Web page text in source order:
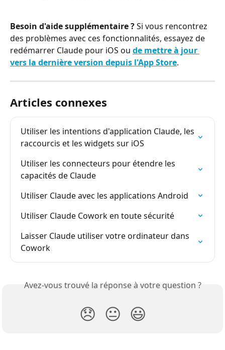
Besoin d'aide supplémentaire ? Si vous rencontrez
des problèmes avec ces fonctionnalités, essayez de
redémarrer Claude pour iOS ou de mettre à jour
vers la dernière version depuis l'App Store.
Articles connexes
Utiliser les intentions d'application Claude, les
raccourcis et les widgets sur iOS
Utiliser les connecteurs pour étendre les
capacités de Claude
Utiliser Claude avec les applications Android
Utiliser Claude Cowork en toute sécurité
Laisser Claude utiliser votre ordinateur dans
Cowork
Avez-vous trouvé la réponse à votre question ?
😞 😐 😃